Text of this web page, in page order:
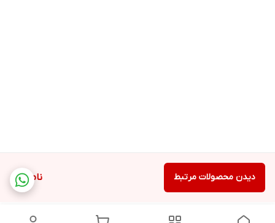
ناموجود دیدن محصولات مرتبط